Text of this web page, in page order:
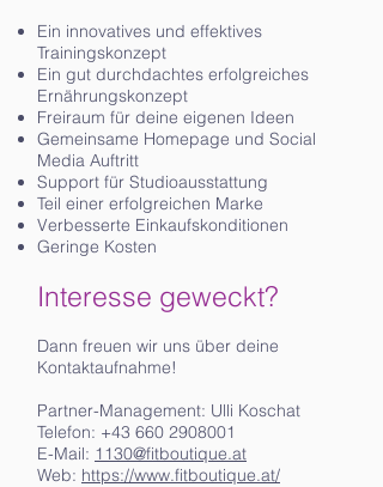
Ein innovatives und effektives
Trainingskonzept
Ein gut durchdachtes erfolgreiches
Ernährungskonzept
Freiraum für deine eigenen Ideen
Gemeinsame Homepage und Social
Media Auftritt
Support für Studioausstattung
Teil einer erfolgreichen Marke
Verbesserte Einkaufskonditionen
Geringe Kosten
Interesse geweckt?
Dann freuen wir uns über deine
Kontaktaufnahme!
Partner-Management: Ulli Koschat
Telefon: +43 660 2908001
E-Mail: 1130@fitboutique.at
Web: https://www.fitboutique.at/